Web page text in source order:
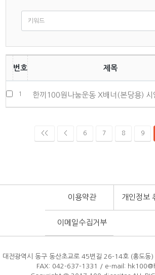
번호 제목
1 한끼100원나눔운동 X배너(본당용) 시
<< < 6 7 8 9
이용약관 개인정보
이메일수집거부
대전광역시 동구 동산초교로 45번길 26-14호 (홍도
FAX: 042-637-1331
/ e-mail: